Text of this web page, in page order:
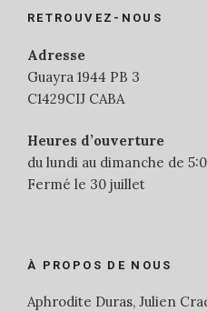
RETROUVEZ-NOUS
Adresse
Guayra 1944 PB 3
C1429CIJ CABA
Heures d’ouverture
du lundi au dimanche de
Fermé le 30 juillet
À PROPOS DE NOUS
Aphrodite Duras, Julien